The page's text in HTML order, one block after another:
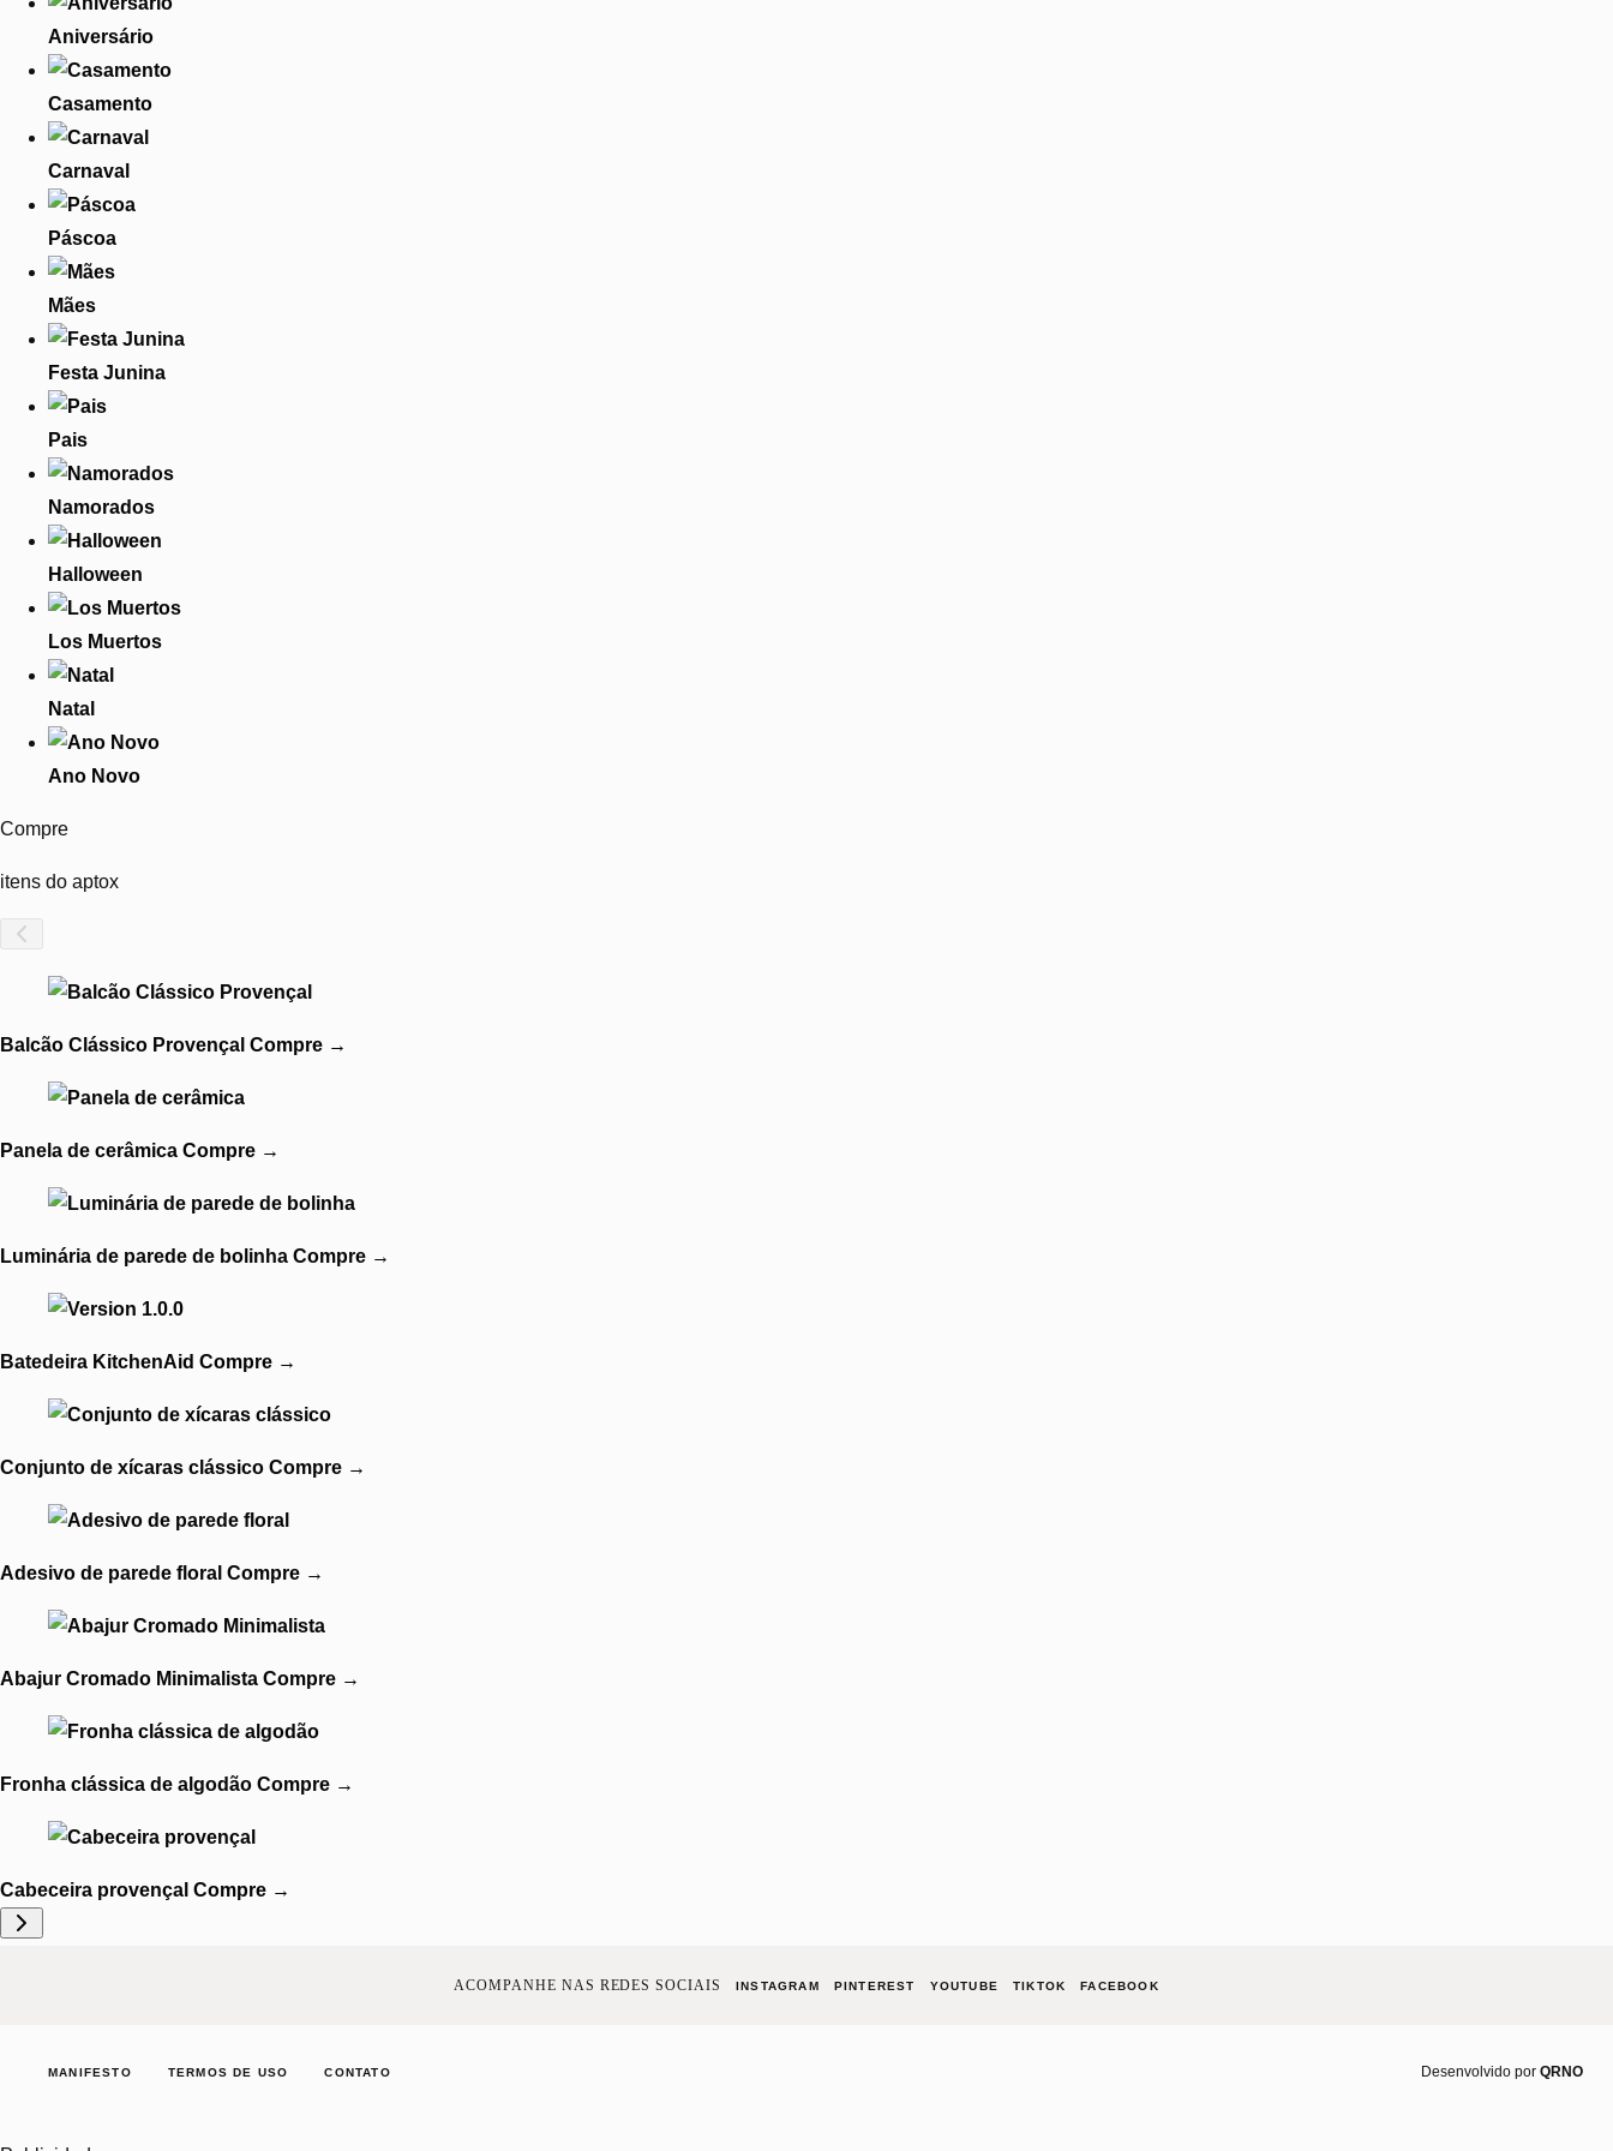
Aniversário
Casamento
Carnaval
Páscoa
Mães
Festa Junina
Pais
Namorados
Halloween
Los Muertos
Natal
Ano Novo
Compre
itens do aptox
Balcão Clássico Provençal Compre →
Panela de cerâmica Compre →
Luminária de parede de bolinha Compre →
Batedeira KitchenAid Compre →
Conjunto de xícaras clássico Compre →
Adesivo de parede floral Compre →
Abajur Cromado Minimalista Compre →
Fronha clássica de algodão Compre →
Cabeceira provençal Compre →
ACOMPANHE NAS REDES SOCIAIS INSTAGRAM PINTEREST YOUTUBE TIKTOK FACEBOOK
MANIFESTO TERMOS DE USO CONTATO Desenvolvido por QRNO